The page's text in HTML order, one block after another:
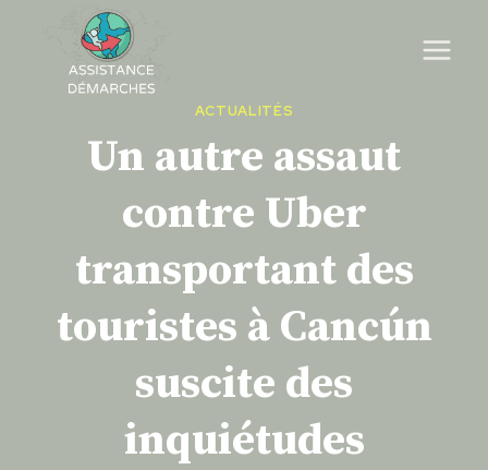
content
ACTUALITÉS
Un autre assaut
contre Uber
transportant des
touristes à Cancún
suscite des
inquiétudes